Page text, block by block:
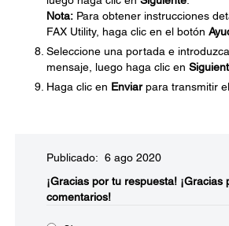
Nota: Para obtener instrucciones
FAX Utility, haga clic en el botón
Seleccione una portada e
mensaje, luego haga clic en
Haga clic en Enviarpara transmitir el
Publicado: 6 ago 2020
¡Gracias por tu respuesta! ¡Gracias
comentarios!